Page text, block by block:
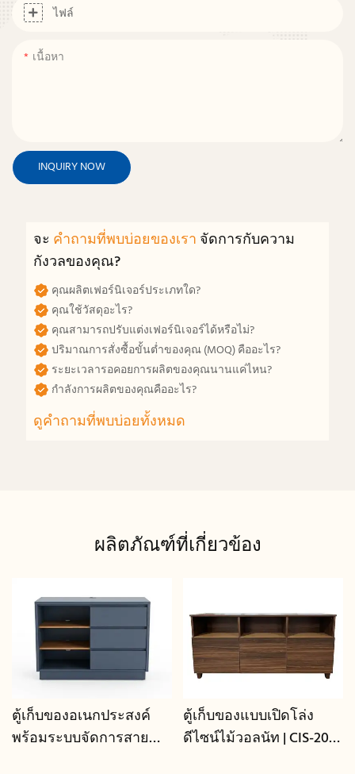
ไฟล์
เนื้อหา
INQUIRY NOW
จะ คำถามที่พบบ่อยของเรา จัดการกับความ
กังวลของคุณ?
คุณผลิตเฟอร์นิเจอร์ประเภทใด?
คุณใช้วัสดุอะไร?
คุณสามารถปรับแต่งเฟอร์นิเจอร์ได้หรือไม่?
ปริมาณการสั่งซื้อขั้นต่ำของคุณ (MOQ) คืออะไร?
ระยะเวลารอคอยการผลิตของคุณนานแค่ไหน?
กำลังการผลิตของคุณคืออะไร?
ดูคำถามที่พบบ่อยทั้งหมด
ผลิตภัณฑ์ที่เกี่ยวข้อง
ตู้เก็บของอเนกประสงค์
พร้อมระบบจัดการสาย
ตู้เก็บของแบบเปิดโล่ง
ดีไซน์ไม้วอลนัท | CIS-207 -